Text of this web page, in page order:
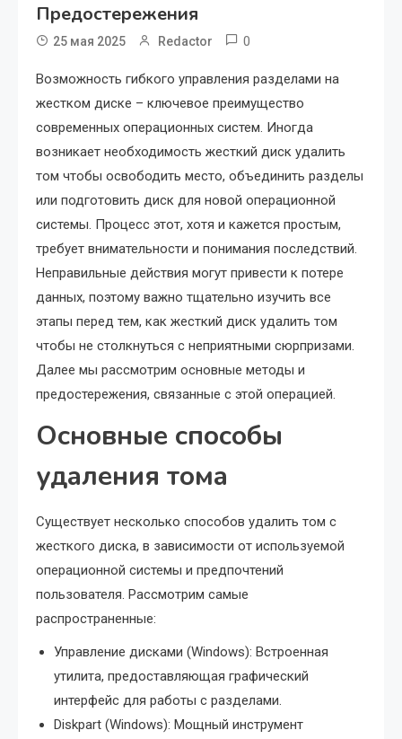
Предостережения
25 мая 2025 Redactor 0
Возможность гибкого управления разделами на
жестком диске – ключевое преимущество
современных операционных систем. Иногда
возникает необходимость жесткий диск удалить
том чтобы освободить место, объединить разделы
или подготовить диск для новой операционной
системы. Процесс этот, хотя и кажется простым,
требует внимательности и понимания последствий.
Неправильные действия могут привести к потере
данных, поэтому важно тщательно изучить все
этапы перед тем, как жесткий диск удалить том
чтобы не столкнуться с неприятными сюрпризами.
Далее мы рассмотрим основные методы и
предостережения, связанные с этой операцией.
Основные способы
удаления тома
Существует несколько способов удалить том с
жесткого диска, в зависимости от используемой
операционной системы и предпочтений
пользователя. Рассмотрим самые
распространенные:
Управление дисками (Windows): Встроенная
утилита, предоставляющая графический
интерфейс для работы с разделами.
Diskpart (Windows): Мощный инструмент